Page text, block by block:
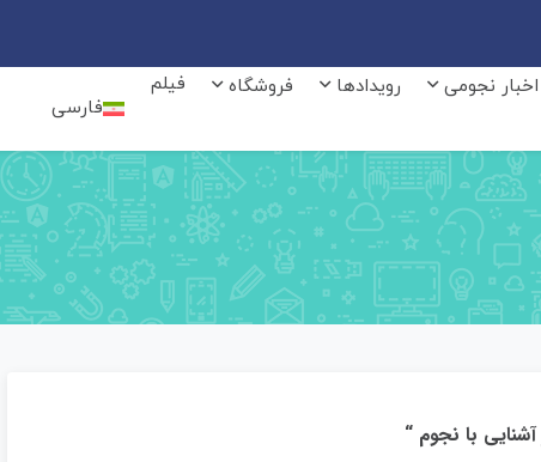
اخبار نجومی رویدادها فروشگاه
فیلم
فارسی
آشنایی با نجوم “